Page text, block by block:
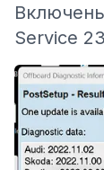
Service 23